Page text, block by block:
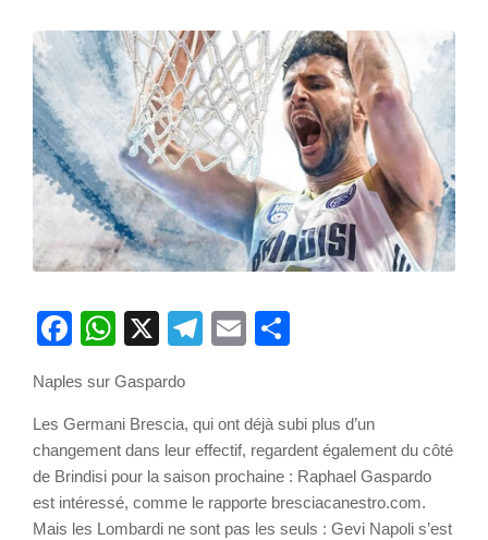
Facebook
WhatsApp
X Telegram
Email
Naples sur Gaspardo
Les Germani Brescia, qui ont déjà subi plus d’un
changement dans leur effectif, regardent également du côté
de Brindisi pour la saison prochaine : Raphael Gaspardo
est intéressé, comme le rapporte bresciacanestro.com.
Mais les Lombardi ne sont pas les seuls : Gevi Napoli s’est